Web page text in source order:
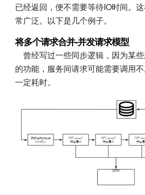
已经返回，便不需要等待IO时间。
常广泛。以下是几个例子。
将多个请求合并-并发请求模型
曾经写过一些同步逻辑，因为某
的功能，服务间请求可能需要调用
一定耗时。